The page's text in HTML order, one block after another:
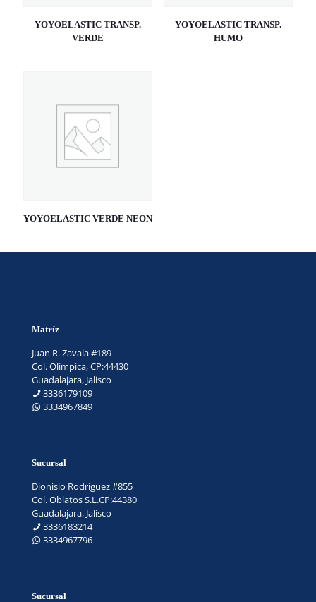
YOYOELASTIC TRANSP.
VERDE
YOYOELASTIC TRANSP.
HUMO
YOYOELASTIC VERDE NEON
Matríz
Juan R. Zavala #189
Col. Olímpica, CP:44430
Guadalajara, Jalisco
3336179109
3334967849
Sucursal
Dionisio Rodríguez #855
Col. Oblatos S.L.CP:44380
Guadalajara, Jalisco
3336183214
3334967796
Sucursal